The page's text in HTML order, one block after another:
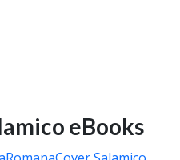
eBooks